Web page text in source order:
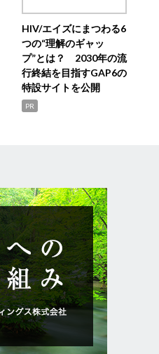
HIV/エイズにまつわる6
つの“理解のギャッ
プ”とは？ 2030年の流
行終結を目指すGAP6の
特設サイトを公開
PR